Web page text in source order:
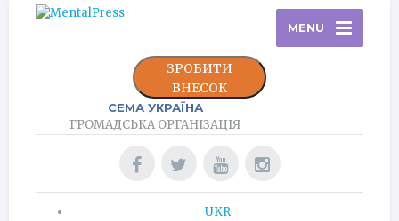
MENU
ЗРОБИТИ
ВНЕСОК
СЕМА УКРАЇНА
ГРОМАДСЬКА ОРГАНІЗАЦІЯ
UKR